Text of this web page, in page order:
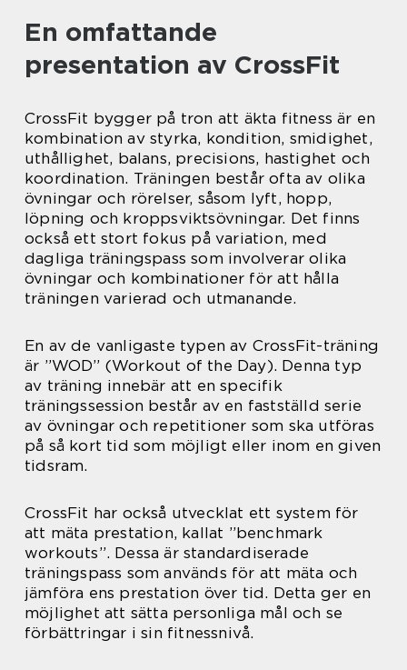
En omfattande
presentation av CrossFit
CrossFit bygger på tron att äkta fitness är en
kombination av styrka, kondition, smidighet,
uthållighet, balans, precisions, hastighet och
koordination. Träningen består ofta av olika
övningar och rörelser, såsom lyft, hopp,
löpning och kroppsviktsövningar. Det finns
också ett stort fokus på variation, med
dagliga träningspass som involverar olika
övningar och kombinationer för att hålla
träningen varierad och utmanande.
En av de vanligaste typen av CrossFit-träning
är ”WOD” (Workout of the Day). Denna typ
av träning innebär att en specifik
träningssession består av en fastställd serie
av övningar och repetitioner som ska utföras
på så kort tid som möjligt eller inom en given
tidsram.
CrossFit har också utvecklat ett system för
att mäta prestation, kallat ”benchmark
workouts”. Dessa är standardiserade
träningspass som används för att mäta och
jämföra ens prestation över tid. Detta ger en
möjlighet att sätta personliga mål och se
förbättringar i sin fitnessnivå.